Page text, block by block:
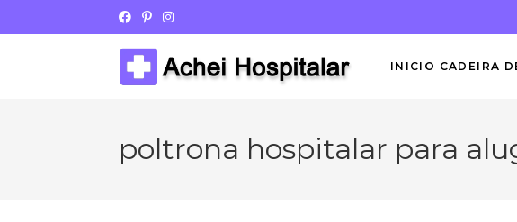
INICIO CADEIRA
poltrona hospitalar para